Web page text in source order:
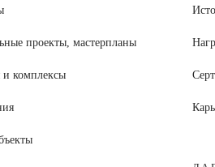
проекты, мастерпланы
комплексы